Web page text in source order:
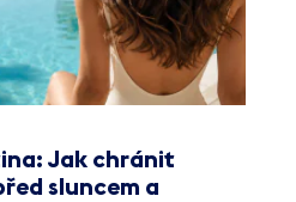
Jak chránit
sluncem a